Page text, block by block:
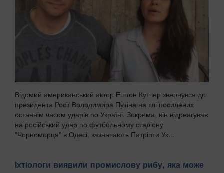
Відомий американський актор Ештон Кутчер звернувся до
президента Росії Володимира Путіна на тлі посилених
останнім часом ударів по Україні. Зокрема, він відреагував
на російський удар по футбольному стадіону
"Чорноморця" в Одесі, зазначають Патріоти Ук...
Іхтіологи виявили промислову рибу, яка може